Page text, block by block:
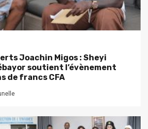
Joachin Migos : Sheyi
soutient l’évènement
de francs CFA